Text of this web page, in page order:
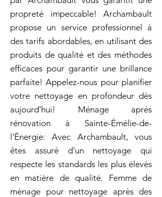
propreté impeccable! Archambault
propose un service professionnel à
des tarifs abordables, en utilisant des
produits de qualité et des méthodes
efficaces pour garantir une brillance
parfaite! Appelez-nous pour planifier
votre nettoyage en profondeur dès
aujourd'hui! Ménage aprés
rénovation à Sainte-Émélie-de-
l'Énergie: Avec Archambault, vous
êtes assuré d'un nettoyage qui
respecte les standards les plus élevés
en matière de qualité. Femme de
ménage pour nettoyage après des